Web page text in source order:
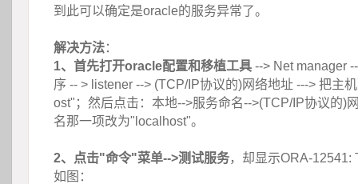
到此可以确定是oracle的服务异常了。
解决方法：
1、首先打开oracle配置和移植工具 --> Net manager
序 -- > listener --> (TCP/IP协议的)网络地址 ---> 把主
ost"；然后点击：本地-->服务命名-->(TCP/IP协议的)
名那一项改为"localhost"。
2、点击"命令"菜单-->测试服务，却显示ORA-12541:
如图：